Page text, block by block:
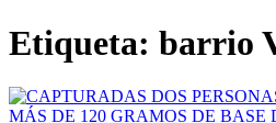
Etiqueta: barrio